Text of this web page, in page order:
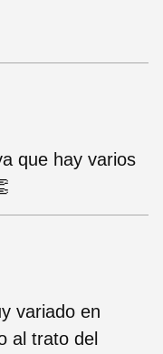
que hay varios
variado en
al trato del